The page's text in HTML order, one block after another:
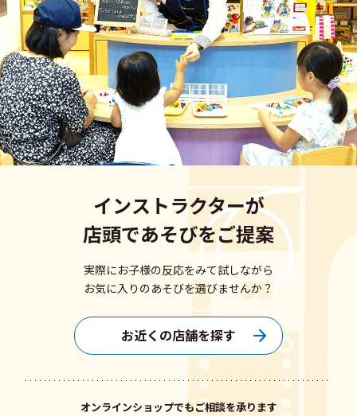
インストラクターが
店頭であそびをご提案
実際にお子様の反応をみて試しながら
お気に入りのあそびを選びませんか？
お近くの店舗を探す
オンラインショップでもご相談を承ります